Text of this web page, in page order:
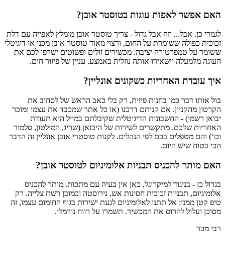
האם אפשר לאפות עוגות בטוסטר אובן?
לגמרי כן. אבל... וזה אבל גדול - צריך טוסטר אובן מומלץ לאפייה עם דלת
זכוכית כפולה ששומרת על החום, ורצוי מאוד טוסטר אובן מכני או דיגיטלי
ששומר על טמפרטורה יציבה. מכשירים זולים ופשוטים ישרפו לכם את
העוגה מלמעלה וישאירו אותה נוזלית באמצע. עניין של פיזור חום.
איך עובדת האחריות כשקונים אונליין?
בול אותו דבר כמו בחנות פיזית, רק בלי כאב הראש של לסחוב את
הקרטון מהקניון. אם קניתם דרכנו (או כל אתר שמכבד את עצמו ומוכר
יבואן רשמי) - החשבונית הדיגיטלית שקיבלתם במייל היא תעודת
האחריות שלכם. מתקשרים לשירות של היבואן (שריג, המילטון, סלמור
וכו') והם מטפלים בכם לפי הנהלים. לקנות טוסטרי אובן אונליין זה הדבר
הכי בטוח שיש היום.
האם מותר להכניס תבניות אלומיניום לטוסטר אובן?
בגדול כן - בניגוד למיקרוגל, כאן אין בעיה עם מתכות. מותר להכניס
אלומיניום, תבניות זכוכית חסינות אש, נירוסטה וכמובן רשת צלייה. רק
טיפ קטן ממני: אל תתנו לאלומיניום לגעת ישירות בגוף החימום עצמו, זה
מסוכן ועלול להרוס את המכשיר. תשמרו על רווח נורמלי.
רבי מכר